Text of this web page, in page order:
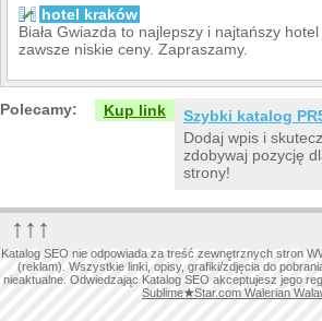
hotel kraków
Biała Gwiazda to najlepszy i najtańszy
zawsze niskie ceny. Zapraszamy.
Polecamy: Kup link
Szybki katalog
Dodaj wpis i
zdobywaj pozycję
strony!
↑↑↑
Katalog SEO nie odpowiada za treść zewnętrznych stron
(reklam). Wszystkie linki, opisy, grafiki/zdjęcia do
nieaktualne. Odwiedzając Katalog SEO akceptujesz jego
Sublime★Star.com Walerian